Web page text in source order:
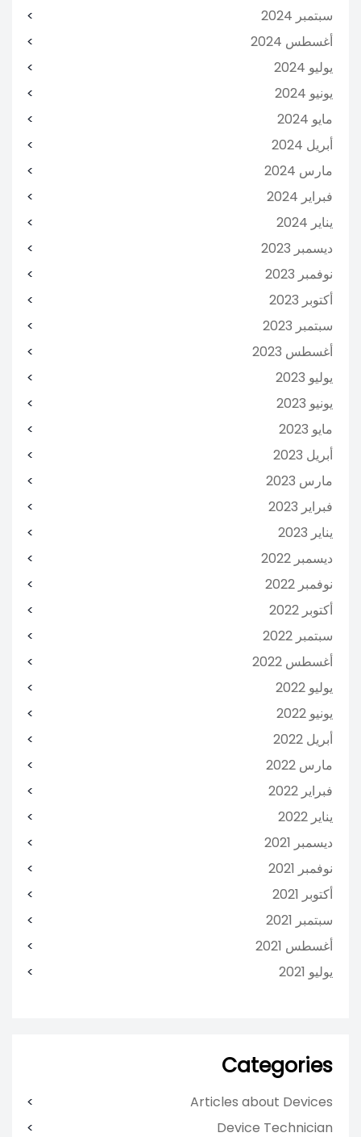
سبتمبر 2024
أغسطس 2024
يوليو 2024
يونيو 2024
مايو 2024
أبريل 2024
مارس 2024
فبراير 2024
يناير 2024
ديسمبر 2023
نوفمبر 2023
أكتوبر 2023
سبتمبر 2023
أغسطس 2023
يوليو 2023
يونيو 2023
مايو 2023
أبريل 2023
مارس 2023
فبراير 2023
يناير 2023
ديسمبر 2022
نوفمبر 2022
أكتوبر 2022
سبتمبر 2022
أغسطس 2022
يوليو 2022
يونيو 2022
أبريل 2022
مارس 2022
فبراير 2022
يناير 2022
ديسمبر 2021
نوفمبر 2021
أكتوبر 2021
سبتمبر 2021
أغسطس 2021
يوليو 2021
Categories
Articles about Devices
Device Technician